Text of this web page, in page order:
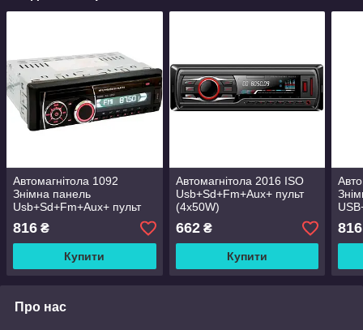
Автомагнітола 1092
Знімна панель
Usb+Sd+Fm+Aux+ пульт
816 ₴
Купити
Автомагнітола 2016 ISO
Usb+Sd+Fm+Aux+ пульт
(4x50W)
662₴
Купити
816
Про нас